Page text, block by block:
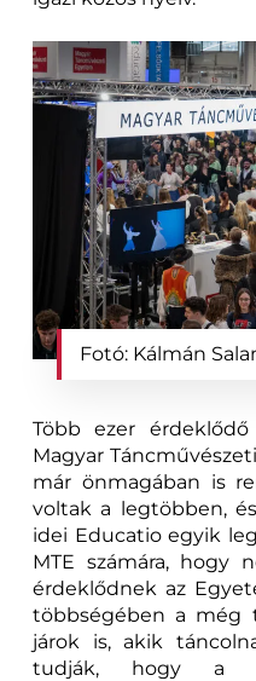
Fotó: Kálmán
Több ezer
Magyar
már önmagában is
voltak a legtöbben,
idei Educatio egyik
MTE számára, hogy
érdeklődnek az
többségében a még
járok is, akik
tudják, hogy a